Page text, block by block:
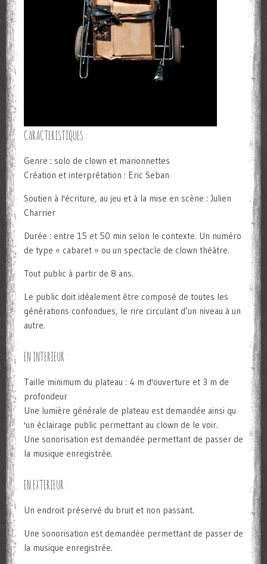
CARACTERISTIQUES :
Genre : solo de clown et marionnettes
Création et interprétation : Eric Seban
Soutien à l'écriture, au jeu et à la mise en scène : Julien
Charrier
Durée : entre 15 et 50 min selon le contexte. Un numéro
de type « cabaret » ou un spectacle de clown théâtre.
Tout public à partir de 8 ans.
Le public doit idéalement être composé de toutes les
générations confondues, le rire circulant d’un niveau à un
autre.
EN INTERIEUR :
Taille minimum du plateau : 4 m d'ouverture et 3 m de
profondeur
Une lumière générale de plateau est demandée ainsi qu
'un éclairage public permettant au clown de le voir.
Une sonorisation est demandée permettant de passer de
la musique enregistrée.
EN EXTERIEUR :
Un endroit préservé du bruit et non passant.
Une sonorisation est demandée permettant de passer de
la musique enregistrée.